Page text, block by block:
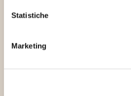
Statistiche
Marketing